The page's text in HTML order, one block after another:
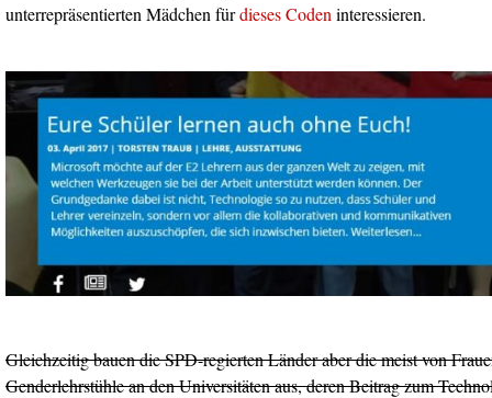
unterrepräsentierten Mädchen fürdieses Coden interessieren.
Gleichzeitig bauen die SPD-regierten Länder aber die meist von
Genderlehrstühle an den Universitäten aus, deren Beitrag zum